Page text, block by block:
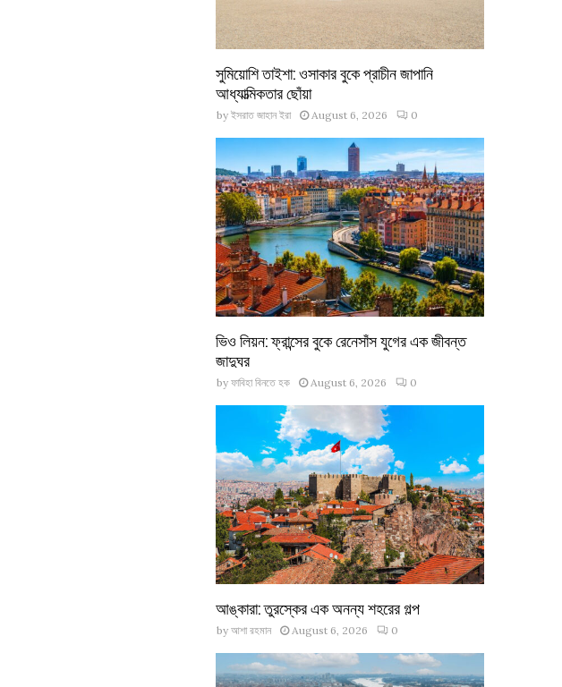
সুমিয়োশি তাইশা: ওসাকার বুকে প্রাচীন জাপানি
আধ্যাত্মিকতার ছোঁয়া
by ইসরাত জাহান ইরা August 6, 2026 0
ভিও লিয়ন: ফ্রান্সের বুকে রেনেসাঁস যুগের এক জীবন্ত
জাদুঘর
by ফাবিহা বিনতে হক August 6, 2026 0
আঙ্কারা: তুরস্কের এক অনন্য শহরের গল্প
by আশা রহমান August 6, 2026 0